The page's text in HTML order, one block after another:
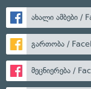
ახალი ამბები /
გართობა /
მეცნიერება /